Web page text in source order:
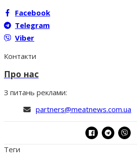
Facebook
Telegram
Viber
Контакти
Про нас
З питань реклами:
partners@meatnews.com.ua
Теги